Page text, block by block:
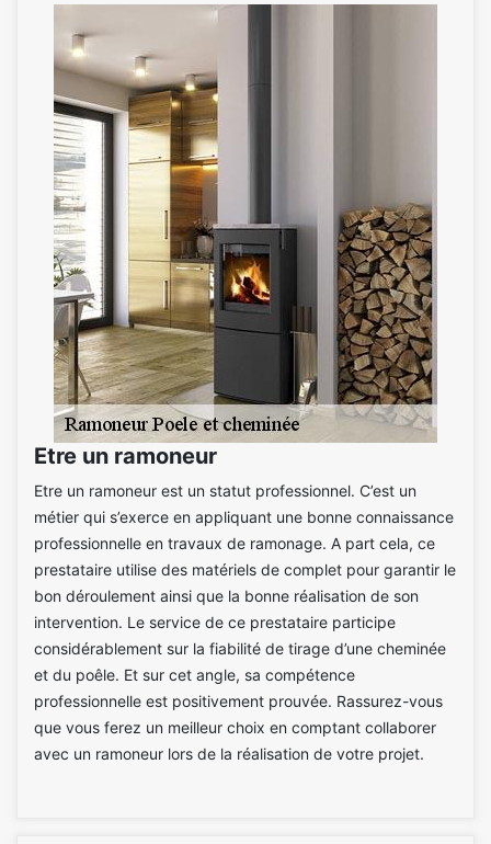
Etre un ramoneur
Etre un ramoneur est un statut professionnel. C’est un
métier qui s’exerce en appliquant une bonne connaissance
professionnelle en travaux de ramonage. A part cela, ce
prestataire utilise des matériels de complet pour garantir le
bon déroulement ainsi que la bonne réalisation de son
intervention. Le service de ce prestataire participe
considérablement sur la fiabilité de tirage d’une cheminée
et du poêle. Et sur cet angle, sa compétence
professionnelle est positivement prouvée. Rassurez-vous
que vous ferez un meilleur choix en comptant collaborer
avec un ramoneur lors de la réalisation de votre projet.